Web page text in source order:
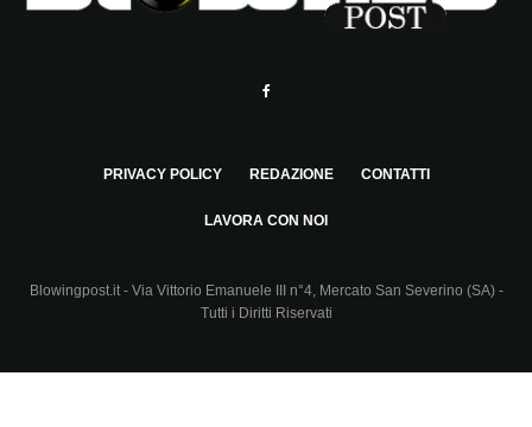
PRIVACY POLICY REDAZIONE CONTATTI
LAVORA CON NOI
Blowingpost.it - Via Vittorio Emanuele III n°4, Mercato San Severino (SA) -
Tutti i Diritti Riservati